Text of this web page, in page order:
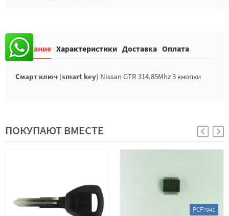
Описание Характеристики Доставка Оплата
Смарт ключ (smart key) Nissan GTR 314.85Mhz 3 кнопки
ПОКУПАЮТ ВМЕСТЕ
PCF7941